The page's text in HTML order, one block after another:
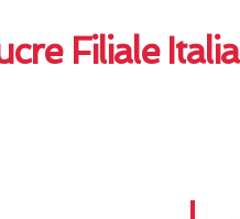
Filiale Italia